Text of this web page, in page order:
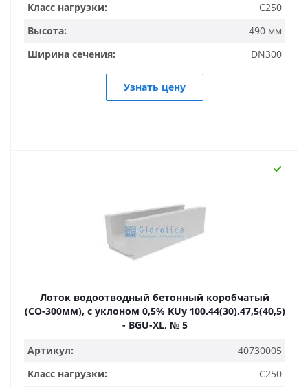
Класс нагрузки:
C250
Высота:
490 мм
Ширина сечения:
DN300
Узнать цену
Лоток водоотводный бетонный коробчатый
(СО-300мм), с уклоном 0,5% КUу 100.44(30).47,5(40,5)
- BGU-XL, № 5
Артикул:
40730005
Класс нагрузки:
C250